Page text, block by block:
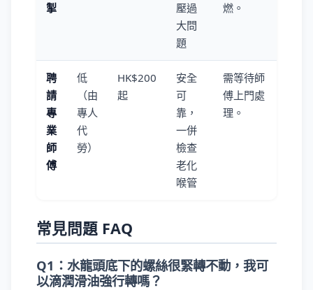
掣
壓過
大問
題
燃。
聘
請
專
業
師
傅
低
（由
專人
代
勞）
HK$200
起
安全
可
靠，
一併
檢查
老化
喉管
需等待師
傅上門處
理。
常見問題 FAQ
Q1：水龍頭底下的螺絲很緊轉不動，我可
以滴潤滑油強行轉嗎？